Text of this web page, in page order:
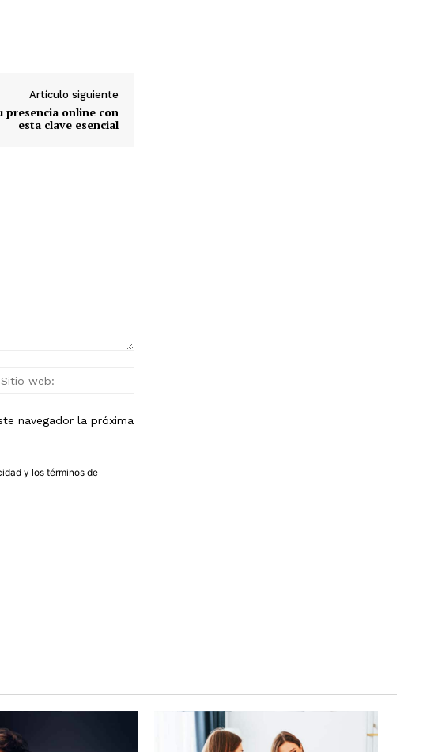
Artículo siguiente
presencia online con
esta clave esencial
navegador la próxima
y los términos de